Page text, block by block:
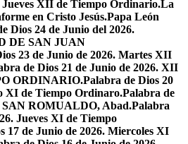
Jueves XII de Tiempo Ordinario.La
en Cristo Jesús.Papa León
Dios 24 de Junio del 2026.
DE SAN JUAN
23 de Junio de 2026. Martes XII
de Dios 21 de Junio de 2026. XII
ORDINARIO.Palabra de Dios 20
XI de Tiempo Ordinaro.Palabra de
SAN ROMUALDO, Abad.Palabra
Jueves XI de Tiempo
17 de Junio de 2026. Miercoles XI